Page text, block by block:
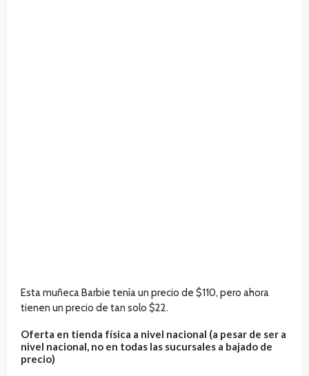
Esta muñeca Barbie tenía un precio de $110, pero ahora
tienen un precio de tan solo $22.
Oferta en tienda física a nivel nacional (a pesar de ser a
nivel nacional, no en todas las sucursales a bajado de
precio)